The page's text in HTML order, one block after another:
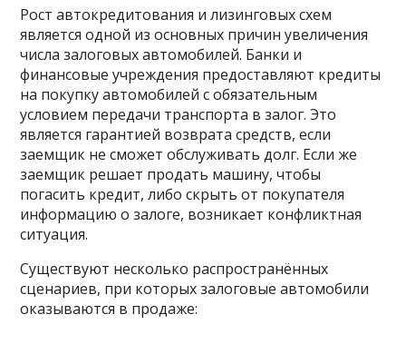
Рост автокредитования и лизинговых схем
является одной из основных причин увеличения
числа залоговых автомобилей. Банки и
финансовые учреждения предоставляют кредиты
на покупку автомобилей с обязательным
условием передачи транспорта в залог. Это
является гарантией возврата средств, если
заемщик не сможет обслуживать долг. Если же
заемщик решает продать машину, чтобы
погасить кредит, либо скрыть от покупателя
информацию о залоге, возникает конфликтная
ситуация.
Существуют несколько распространённых
сценариев, при которых залоговые автомобили
оказываются в продаже: